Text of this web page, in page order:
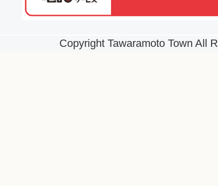
Copyright Tawaramoto Town All